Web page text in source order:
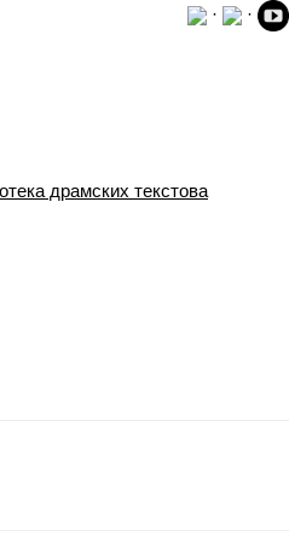
· ·
драмских текстова